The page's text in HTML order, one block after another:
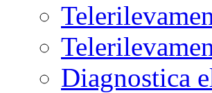
Diagnostica